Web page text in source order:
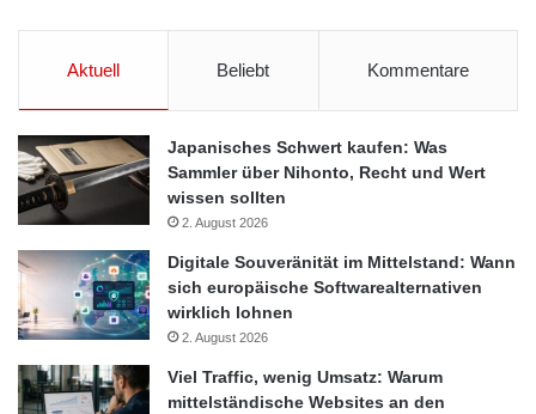
Aktuell Beliebt Kommentare
Japanisches Schwert kaufen: Was
Sammler über Nihonto, Recht und Wert
wissen sollten
2. August 2026
Digitale Souveränität im Mittelstand: Wann
sich europäische Softwarealternativen
wirklich lohnen
2. August 2026
Viel Traffic, wenig Umsatz: Warum
mittelständische Websites an den